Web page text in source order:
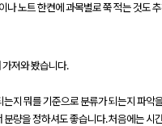
나 노트 한켠에 과목별로 쭉 적는 것도
져와 봤습니다.
지 뭐를 기준으로 분류가 되는지 파악
량을 정하셔도 좋습니다. 처음에는 시